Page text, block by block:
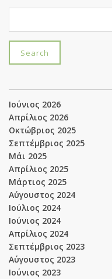
Ιούνιος 2026
Απρίλιος 2026
Οκτώβριος 2025
Σεπτέμβριος 2025
Μάι 2025
Απρίλιος 2025
Μάρτιος 2025
Αύγουστος 2024
Ιούλιος 2024
Ιούνιος 2024
Απρίλιος 2024
Σεπτέμβριος 2023
Αύγουστος 2023
Ιούνιος 2023